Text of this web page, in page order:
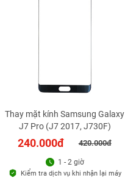
Thay mặt kính Samsung Galaxy
J7 Pro (J7 2017, J730F)
240.000đ 420.000đ
1 - 2 giờ
Kiểm tra dịch vụ khi nhận lại máy